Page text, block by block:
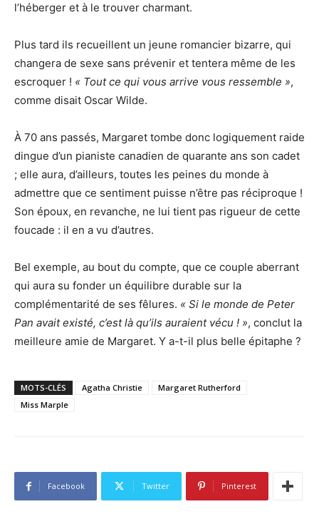
l’héberger et à le trouver charmant.
Plus tard ils recueillent un jeune romancier bizarre, qui
changera de sexe sans prévenir et tentera même de les
escroquer ! « Tout ce qui vous arrive vous ressemble »,
comme disait Oscar Wilde.
À 70 ans passés, Margaret tombe donc logiquement raide
dingue d’un pianiste canadien de quarante ans son cadet
; elle aura, d’ailleurs, toutes les peines du monde à
admettre que ce sentiment puisse n’être pas réciproque !
Son époux, en revanche, ne lui tient pas rigueur de cette
foucade : il en a vu d’autres.
Bel exemple, au bout du compte, que ce couple aberrant
qui aura su fonder un équilibre durable sur la
complémentarité de ses fêlures. « Si le monde de Peter
Pan avait existé, c’est là qu’ils auraient vécu ! », conclut la
meilleure amie de Margaret. Y a-t-il plus belle épitaphe ?
MOTS-CLÉS Agatha Christie
Margaret Rutherford
Miss Marple
Facebook Twitter Pinterest